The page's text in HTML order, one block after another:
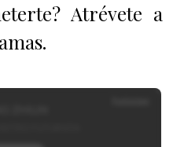
Atrévete a